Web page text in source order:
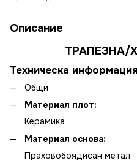
Описание
ТРАПЕЗНА/
Техническа информация
Общи
Материал плот:
Керамика
Материал основа:
Праховобоядисан метал